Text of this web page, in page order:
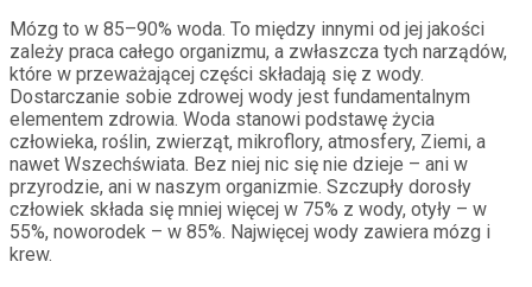
Mózg to w 85–90% woda. To między innymi od jej jakości
zależy praca całego organizmu, a zwłaszcza tych narządów,
które w przeważającej części składają się z wody.
Dostarczanie sobie zdrowej wody jest fundamentalnym
elementem zdrowia. Woda stanowi podstawę życia
człowieka, roślin, zwierząt, mikroflory, atmosfery, Ziemi, a
nawet Wszechświata. Bez niej nic się nie dzieje – ani w
przyrodzie, ani w naszym organizmie. Szczupły dorosły
człowiek składa się mniej więcej w 75% z wody, otyły – w
55%, noworodek – w 85%. Najwięcej wody zawiera mózg i
krew.